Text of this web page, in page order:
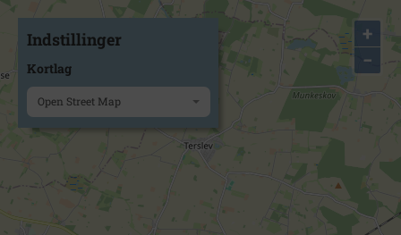
+
−
Indstillinger
Kortlag
Open Street Map